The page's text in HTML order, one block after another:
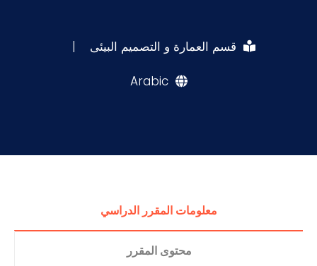
قسم العمارة و التصميم البيئى |
Arabic
معلومات المقرر الدراسي
محتوى المقرر